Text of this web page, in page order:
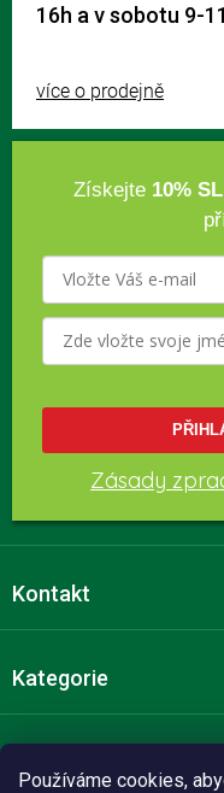
Používáme cookies,
16h a v sobotu 9-
více o prodejně
Získejte 10%
Zásady
Kontakt
Kategorie